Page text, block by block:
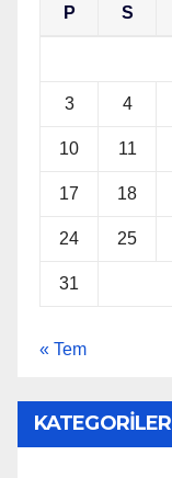
P S
3 4
10 11
17 18
24 25
31
« Tem
KATEGORİLER